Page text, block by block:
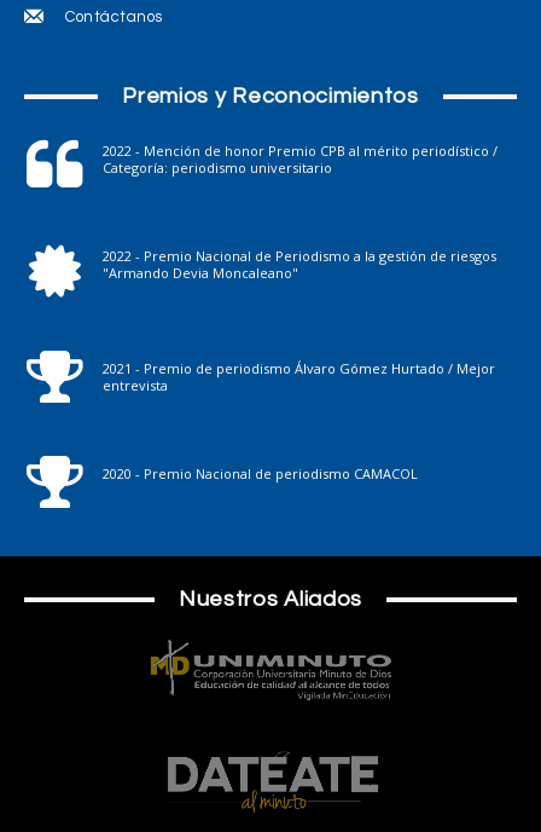
Contáctanos
Premios y Reconocimientos
2022 - Mención de honor Premio CPB al mérito periodístico /
Categoría: periodismo universitario
2022 - Premio Nacional de Periodismo a la gestión de riesgos
"Armando Devia Moncaleano"
2021 - Premio de periodismo Álvaro Gómez Hurtado / Mejor
entrevista
2020 - Premio Nacional de periodismo CAMACOL
Nuestros Aliados